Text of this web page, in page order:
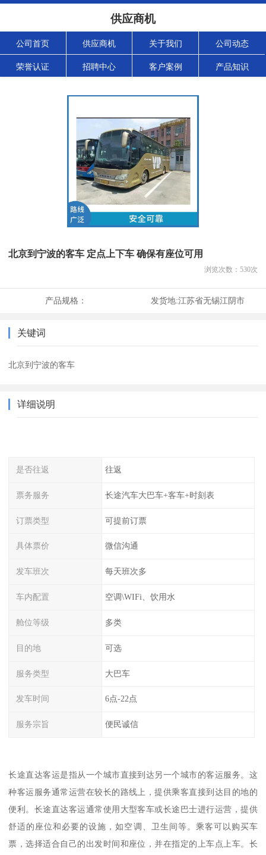
供应商机
公司首页 供应商机 关于我们 公司动态
荣誉认证 招聘中心 客户案例 产品知识
北京到宁波的客车 定点上下车 确保有座位可用
浏览次数： 530次
产品规格： 发货地:江苏省无锡江阴市
关键词
北京到宁波的客车
详细说明
是否往返 往返
票务服务 长途汽车大巴车+客车+时刻表
订票类型 可提前订票
具体票价 微信沟通
发车班次 每天班次多
车内配置 空调\WIFi、饮用水
舱位等级 多类
目的地 可选
服务类型 大巴车
发车时间 6点-22点
服务宗旨 便民诚信
长途直达客运是指从一个城市直接到达另一个城市的客运服务。这
种客运服务通常运营在较长的路线上，提供乘客直接到达目的地的
便利。长途直达客运通常使用大型客车或长途巴士进行运营，提供
舒适的座位和必要的设施，如空调、卫生间等。乘客可以购买车
票，选择适合自己的出发时间和座位，并在指定的上车点上车。长